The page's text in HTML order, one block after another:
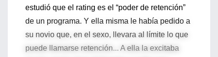
estudió que el rating es el “poder de retención”
de un programa. Y ella misma le había pedido a
su novio que, en el sexo, llevara al límite lo que
puede llamarse retención... A ella la excitaba